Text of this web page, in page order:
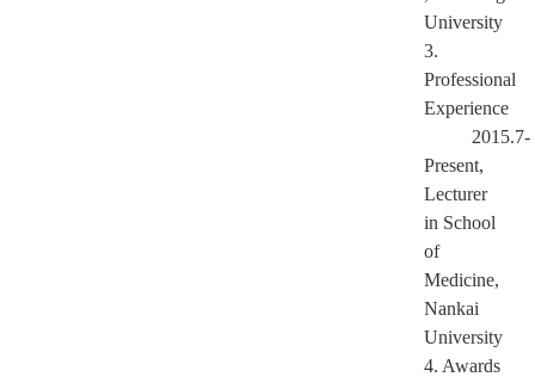
University
3.
Professional
Experience
2015.7-
Present,
Lecturer
in School
of
Medicine,
Nankai
University
4. Awards